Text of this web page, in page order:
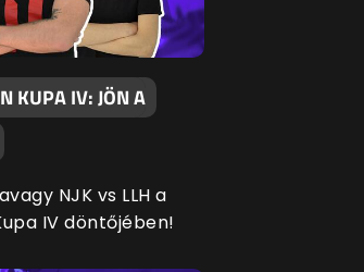
KUPA IV: JÖN A
NJK vs LLH a
IV döntőjében!